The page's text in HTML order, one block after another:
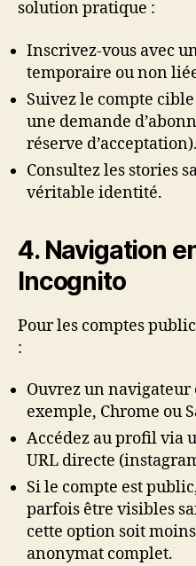
solution pratique :
Inscrivez-vous avec
temporaire ou non
Suivez le compte
une demande
réserve d’acceptation).
Consultez les stories
véritable identité.
4. Navigation
Incognito
Pour les comptes
:
Ouvrez un
exemple, Chrome ou
Accédez au profil via
URL directe
Si le compte est
parfois être visibles
cette option soit
anonymat complet.